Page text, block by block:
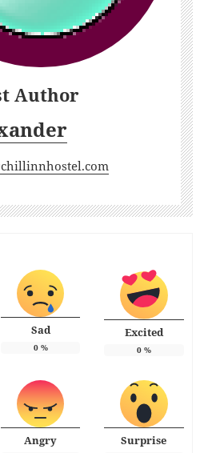
Author
Sad
0%
Excited
0%
Angry Surprise